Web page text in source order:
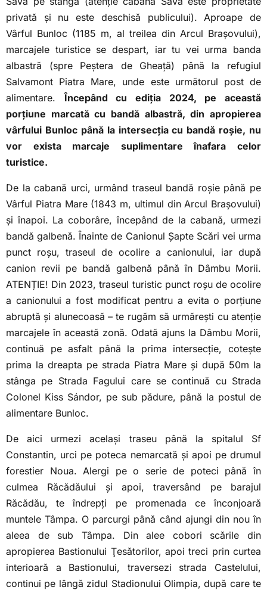
privată și nu este deschisă publicului). Aproape de
Vârful Bunloc (1185 m, al treilea din Arcul Brașovului),
marcajele turistice se despart, iar tu vei urma banda
albastră (spre Peștera de Gheață) până la refugiul
Salvamont Piatra Mare, unde este următorul post de
alimentare.Începând cu ediția 2024, pe această
porțiune marcată cu bandă albastră, din apropierea
vârfului Bunloc până la intersecția cu bandă roșie, nu
vor exista marcaje suplimentare înafara celor
turistice.
De la cabană urci, urmând traseul bandă roșie până pe
Vârful Piatra Mare (1843 m, ultimul din Arcul Brașovului)
și înapoi. La coborâre, începând de la cabană, urmezi
bandă galbenă. Înainte de Canionul Șapte Scări vei urma
punct roșu, traseul de ocolire a canionului, iar după
canion revii pe bandă galbenă până în Dâmbu Morii.
ATENȚIE! Din 2023, traseul turistic punct roșu de ocolire
a canionului a fost modificat pentru a evita o porțiune
abruptă și alunecoasă – te rugăm să urmărești cu atenție
marcajele în această zonă. Odată ajuns la Dâmbu Morii,
continuă pe asfalt până la prima intersecție, cotește
prima la dreapta pe strada Piatra Mare și după 50m la
stânga pe Strada Fagului care se continuă cu Strada
Colonel Kiss Sándor, pe sub pădure, până la postul de
alimentare Bunloc.
De aici urmezi același traseu până la spitalul Sf
Constantin, urci pe poteca nemarcată și apoi pe drumul
forestier Noua. Alergi pe o serie de poteci până în
culmea Răcădăului și apoi, traversând pe barajul
Răcădău, te îndrepți pe promenada ce înconjoară
muntele Tâmpa. O parcurgi până când ajungi din nou în
aleea de sub Tâmpa. Din alee cobori scările din
apropierea Bastionului Ţesătorilor, apoi treci prin curtea
interioară a Bastionului, traversezi strada Castelului,
continui pe lângă zidul Stadionului Olimpia, după care te